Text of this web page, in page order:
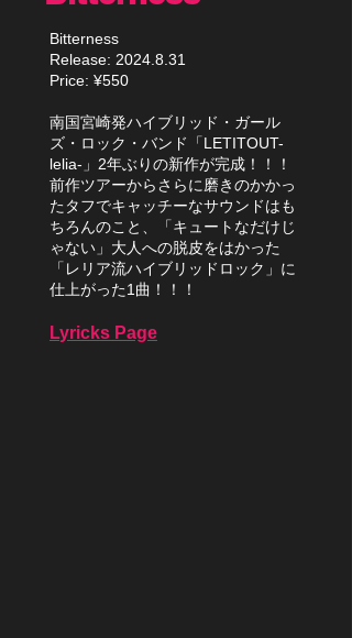
Bitterness
Release: 2024.8.31
Price: ¥550
南国宮崎発ハイブリッド・ガール
ズ・ロック・バンド「LETITOUT-
lelia-」2年ぶりの新作が完成！！！
前作ツアーからさらに磨きのかかっ
たタフでキャッチーなサウンドはも
ちろんのこと、「キュートなだけじ
ゃない」大人への脱皮をはかった
「レリア流ハイブリッドロック」に
仕上がった1曲！！！
Lyricks Page